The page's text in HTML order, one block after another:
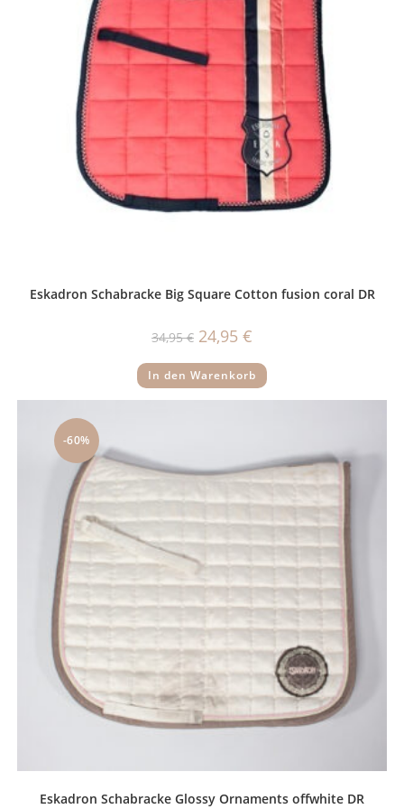
Eskadron Schabracke Big Square Cotton fusion coral DR
34,95€ Ursprünglicher
Preis
34,95 €
24,95 €
24,95 €.
In den Warenkorb
-60%
Eskadron Schabracke Glossy Ornaments offwhite DR